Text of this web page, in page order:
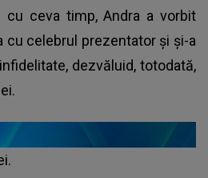
cu ceva timp, Andra a vorbit
cu celebrul prezentator și și-a
dezvăluid, totodată,